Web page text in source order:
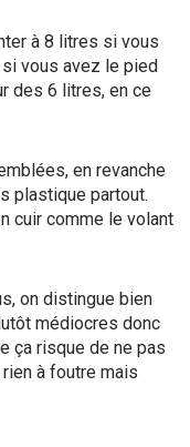
à 8 litres si vous
vous avez le pied
des 6 litres, en ce
en revanche
plastique partout.
cuir comme le volant
on distingue bien
médiocres donc
ça risque de ne pas
à foutre mais